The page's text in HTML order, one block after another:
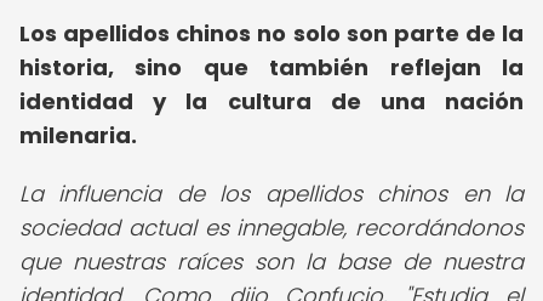
Los apellidos chinos no solo son parte de la
historia, sino que también reflejan la
identidad y la cultura de una nación
milenaria.
La influencia de los apellidos chinos en la
sociedad actual es innegable, recordándonos
que nuestras raíces son la base de nuestra